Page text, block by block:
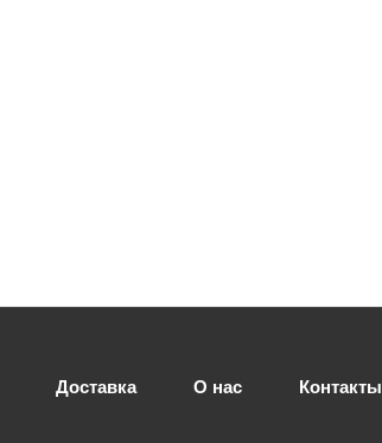
Доставка О нас Контакты